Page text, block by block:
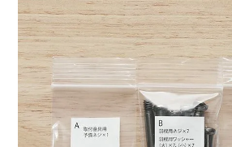
ライト・シーリングファン
アクセサリー・消耗品